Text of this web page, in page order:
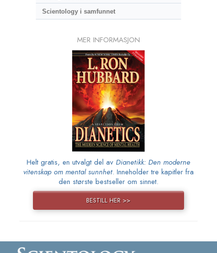
Scientology i samfunnet
MER INFORMASJON
Helt gratis, en utvalgt del av Dianetikk: Den moderne
vitenskap om mental sunnhet. Inneholder tre kapitler fra
den største bestseller om sinnet.
BESTILL HER >>